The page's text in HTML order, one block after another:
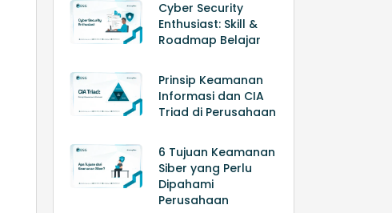
Cyber Security
Enthusiast: Skill &
Roadmap Belajar
Prinsip Keamanan
Informasi dan CIA
Triad di Perusahaan
6 Tujuan Keamanan
Siber yang Perlu
Dipahami
Perusahaan